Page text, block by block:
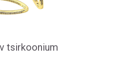
tsirkoonium